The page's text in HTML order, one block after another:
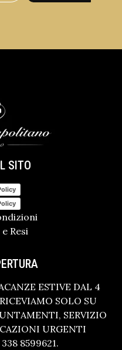
SITO
Resi
ESTIVE DAL 4
SOLO SU
SERVIZIO
URGENTI
8599621.